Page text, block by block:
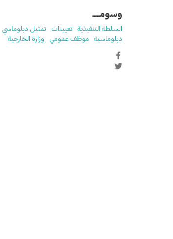
وسومـــــ
السلطة التنفيذية تعيينات تمثيل دبلوماسي
دبلوماسية موظف عمومي وزارة الخارجية